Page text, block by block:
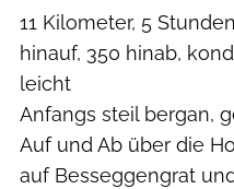
11 Kilometer, 5
hinauf, 350 hinab,
leicht
Anfangs steil bergan,
Auf und Ab über die
auf Besseggengrat